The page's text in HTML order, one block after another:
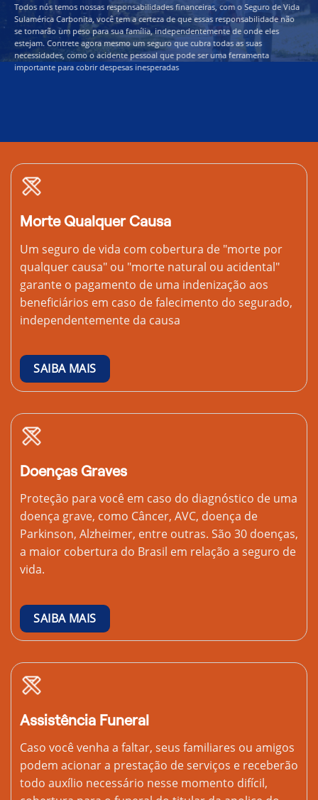
Todos nós temos nossas responsabilidades financeiras, com o Seguro de Vida
Sulamérica Carbonita, você tem a certeza de que essas responsabilidade não
se tornarão um peso para sua família, independentemente de onde eles
estejam. Contrete agora mesmo um seguro que cubra todas as suas
necessidades, como o acidente pessoal que pode ser uma ferramenta
importante para cobrir despesas inesperadas
Morte Qualquer Causa
Um seguro de vida com cobertura de "morte por
qualquer causa" ou "morte natural ou acidental"
garante o pagamento de uma indenização aos
beneficiários em caso de falecimento do segurado,
independentemente da causa
SAIBA MAIS
Doenças Graves
Proteção para você em caso do diagnóstico de uma
doença grave, como Câncer, AVC, doença de
Parkinson, Alzheimer, entre outras. São 30 doenças,
a maior cobertura do Brasil em relação a seguro de
vida.
SAIBA MAIS
Assistência Funeral
Caso você venha a faltar, seus familiares ou amigos
podem acionar a prestação de serviços e receberão
todo auxílio necessário nesse momento difícil,